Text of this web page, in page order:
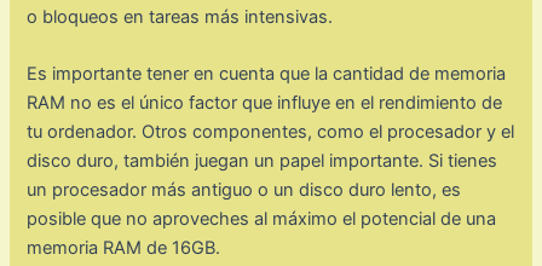
o bloqueos en tareas más intensivas.
Es importante tener en cuenta que la cantidad de memoria
RAM no es el único factor que influye en el rendimiento de
tu ordenador. Otros componentes, como el procesador y el
disco duro, también juegan un papel importante. Si tienes
un procesador más antiguo o un disco duro lento, es
posible que no aproveches al máximo el potencial de una
memoria RAM de 16GB.